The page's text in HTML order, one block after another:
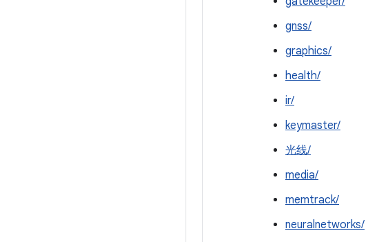
gnss/
graphics/
health/
ir/
keymaster/
光线/
media/
memtrack/
neuralnetworks/